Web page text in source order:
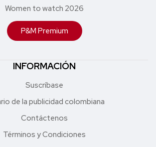
Women to watch 2026
P&M Premium
INFORMACIÓN
Suscríbase
de la publicidad colombiana
Contáctenos
Términos y Condiciones